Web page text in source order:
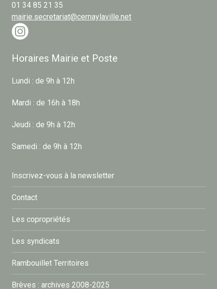
01 34 85 21 35
mairie.secretariat@cernaylaville.net
Horaires Mairie et Poste
Lundi : de 9h à 12h
Mardi : de 16h à 18h
Jeudi : de 9h à 12h
Samedi : de 9h à 12h
Inscrivez-vous à la newsletter
Contact
Les copropriétés
Les syndicats
Rambouillet Territoires
Brèves : archives 2008-2025